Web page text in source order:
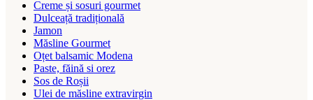
Creme și sosuri gourmet
Dulceață tradițională
Jamon
Măsline Gourmet
Oțet balsamic Modena
Paste, făină si orez
Sos de Roșii
Ulei de măsline extravirgin